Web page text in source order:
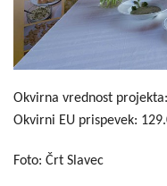
Okvirna vrednost
Okvirni EU prispevek:
Foto: Črt Slavec